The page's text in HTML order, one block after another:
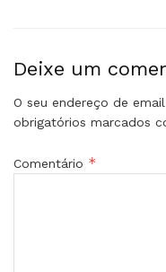
Deixe um
O seu endereço de
obrigatórios marcados
Comentário *